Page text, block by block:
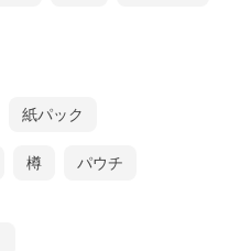
紙パック
樽 パウチ